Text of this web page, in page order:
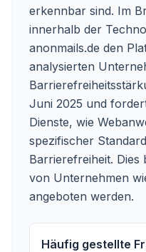
erkennbar sind. Im
innerhalb der
anonmails.de den
analysierten
Juni 2025 und
Dienste, wie
spezifischer
Barrierefreiheit. Dies
von Unternehmen
angeboten werden.
Häufig gestellte